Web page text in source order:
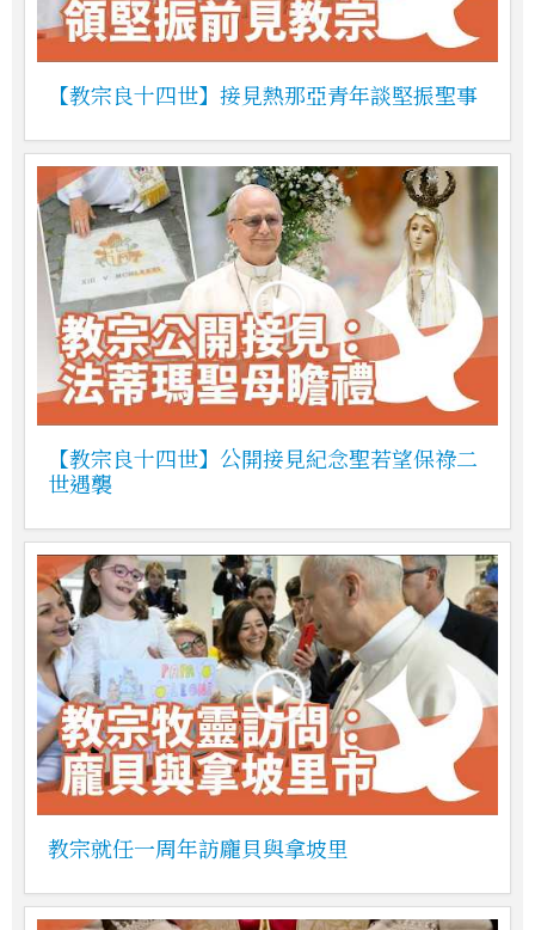
【教宗良十四世】接見熱那亞青年談堅振聖事
【教宗良十四世】公開接見紀念聖若望保祿二
世遇襲
教宗就任一周年訪龐貝與拿坡里